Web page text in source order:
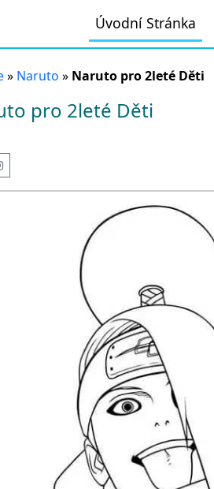
Úvodní Stránka
» Naruto » Naruto pro 2leté Děti
pro 2leté Děti